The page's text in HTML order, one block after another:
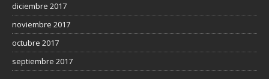
diciembre 2017
noviembre 2017
octubre 2017
septiembre 2017